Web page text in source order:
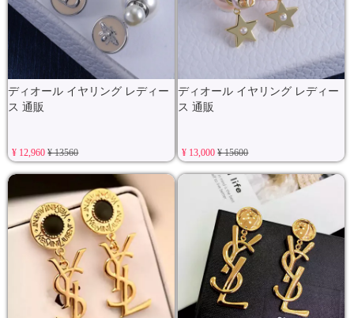
ディオール イヤリング レディー
ス 通販
¥ 12,960¥ 13560
ディオール イヤリング レディー
ス 通販
¥ 13,000¥ 15600